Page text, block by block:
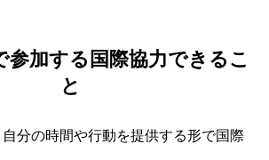
参加する国際協力できるこ
と
分の時間や行動を提供する形で国際